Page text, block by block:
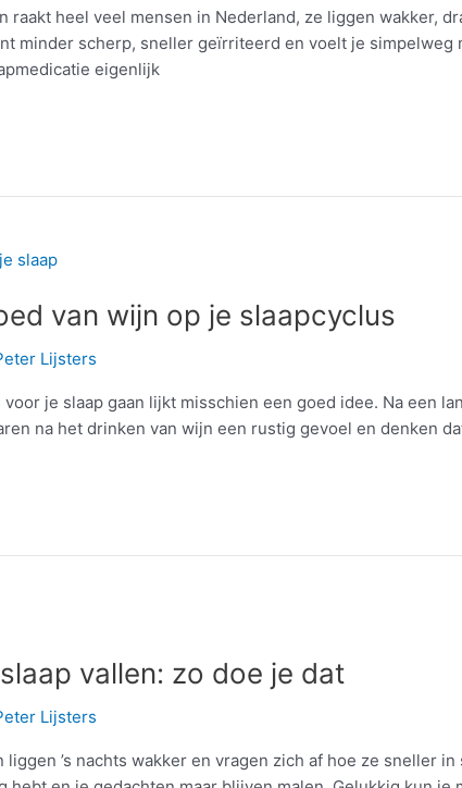
raakt heel veel mensen in Nederland, ze liggen wakker,
minder scherp, sneller geïrriteerd en voelt je simpelweg
eigenlijk
van wijn op je slaapcyclus
Lijsters
je slaap gaan lijkt misschien een goed idee. Na een
na het drinken van wijn een rustig gevoel en denken
vallen: zo doe je dat
Lijsters
liggen ’s nachts wakker en vragen zich af hoe ze sneller